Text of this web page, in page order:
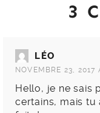
3
LÉO
NOVEMBRE 23, 2017
Hello, je ne sais
certains, mais tu